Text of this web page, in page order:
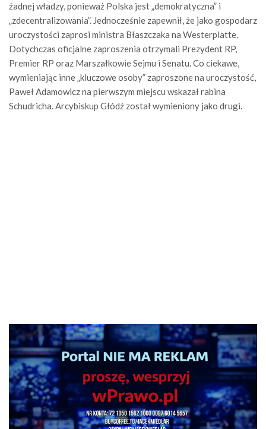
żadnej władzy, ponieważ Polska jest „demokratyczna” i
„zdecentralizowania”. Jednocześnie zapewnił, że jako gospodarz
uroczystości zaprosi ministra Błaszczaka na Westerplatte.
Dotychczas oficjalne zaproszenia otrzymali Prezydent RP,
Premier RP oraz Marszałkowie Sejmu i Senatu. Co ciekawe,
wymieniając inne „kluczowe osoby” zaproszone na uroczystość,
Paweł Adamowicz na pierwszym miejscu wskazał rabina
Schudricha. Arcybiskup Głódź został wymieniony jako drugi.